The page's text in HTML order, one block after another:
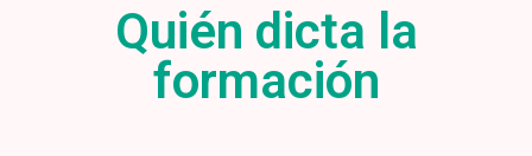
Quién dicta la
formación